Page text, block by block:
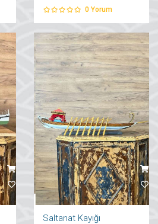
0 Yorum
Saltanat Kayığı